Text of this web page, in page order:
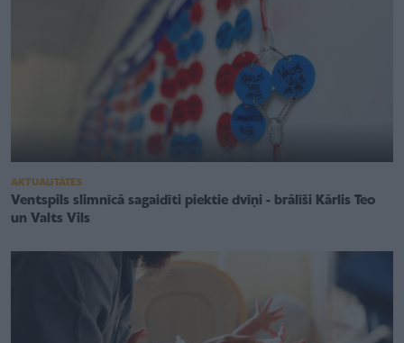
AKTUALITĀTES
Ventspils slimnīcā sagaidīti piektie dvīņi - brālīši Kārlis Teo
un Valts Vils